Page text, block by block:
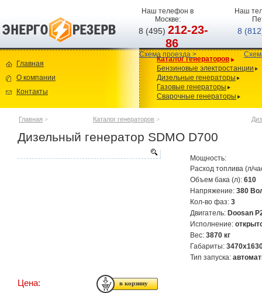
Наш телефон в
Москве:
8 (495)212-23-
86
Схема проезда >
Наш
8
Главная
О компании
Контакты
Каталог генераторов
Бензиновые электростанции
Дизельные генераторы
Газовые генераторы
Сварочные генераторы
Главная > Каталог генераторов >
Дизельный генератор SDMO D700
Мощность:
Расход топлива (л/
Объем бака (л): 610
Напряжение: 380
Кол-во фаз: 3
Двигатель: Doosan
Исполнение:
Вес: 3870 кг
Габариты:
Тип запуска:
Цена: